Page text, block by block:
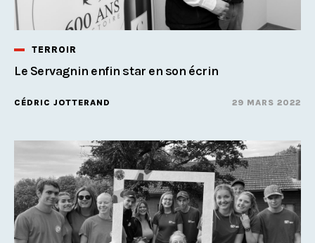
TERROIR
Le Servagnin enfin star en son écrin
CÉDRIC JOTTERAND 29 MARS 2022